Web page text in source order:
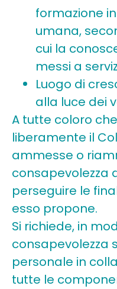
formazione
umana,
cui la
messi a
Luogo di
alla luce dei
A tutte coloro
liberamente il
ammesse o
consapevolezza
perseguire le
esso propone.
Si richiede, in
consapevolezza
personale in
tutte le